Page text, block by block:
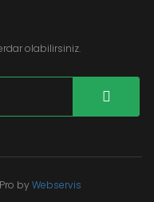
olabilirsiniz.
by Webservis